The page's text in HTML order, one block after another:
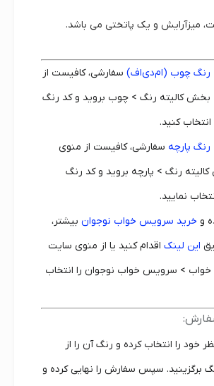
میزآرایش و یک پاتختی می باشد.
رنگ چوب (ام‌دی‌اف)سفارشی، کافیست از
کالیته رنگ > چوب بروید و کد رنگ
کنید.
رنگ پارچه سفارشی، کافیست از منوی
رنگ > پارچه بروید و کد رنگ
نمایید.
و خرید سرویس خواب نوجوانبیشتر،
این لینک اقدام کنید یا از منوی سایت
> سرویس خواب نوجوان را انتخاب
خود را انتخاب کرده و رنگ آن را از
برگزینید. سپس سفارش را نهایی کرده و